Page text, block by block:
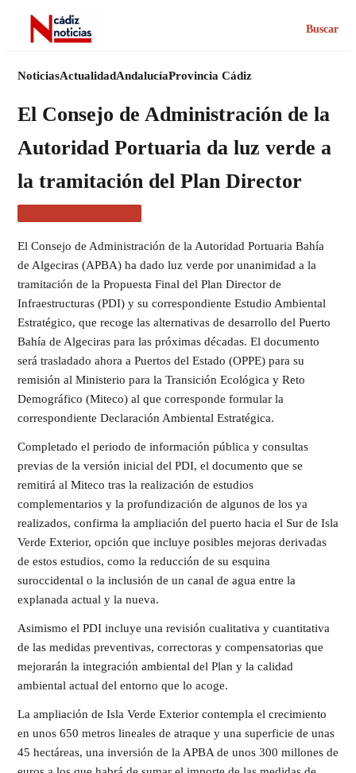
Buscar
NoticiasActualidadAndalucíaProvincia Cádiz
El Consejo de Administración de la
Autoridad Portuaria da luz verde a
la tramitación del Plan Director
El Consejo de Administración de la Autoridad Portuaria Bahía
de Algeciras (APBA) ha dado luz verde por unanimidad a la
tramitación de la Propuesta Final del Plan Director de
Infraestructuras (PDI) y su correspondiente Estudio Ambiental
Estratégico, que recoge las alternativas de desarrollo del Puerto
Bahía de Algeciras para las próximas décadas. El documento
será trasladado ahora a Puertos del Estado (OPPE) para su
remisión al Ministerio para la Transición Ecológica y Reto
Demográfico (Miteco) al que corresponde formular la
correspondiente Declaración Ambiental Estratégica.
Completado el periodo de información pública y consultas
previas de la versión inicial del PDI, el documento que se
remitirá al Miteco tras la realización de estudios
complementarios y la profundización de algunos de los ya
realizados, confirma la ampliación del puerto hacia el Sur de Isla
Verde Exterior, opción que incluye posibles mejoras derivadas
de estos estudios, como la reducción de su esquina
suroccidental o la inclusión de un canal de agua entre la
explanada actual y la nueva.
Asimismo el PDI incluye una revisión cualitativa y cuantitativa
de las medidas preventivas, correctoras y compensatorias que
mejorarán la integración ambiental del Plan y la calidad
ambiental actual del entorno que lo acoge.
La ampliación de Isla Verde Exterior contempla el crecimiento
en unos 650 metros lineales de atraque y una superficie de unas
45 hectáreas, una inversión de la APBA de unos 300 millones de